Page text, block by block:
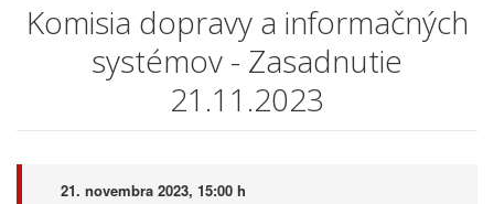
Komisia dopravy a informačných
systémov - Zasadnutie
21.11.2023
21. novembra 2023, 15:00 h